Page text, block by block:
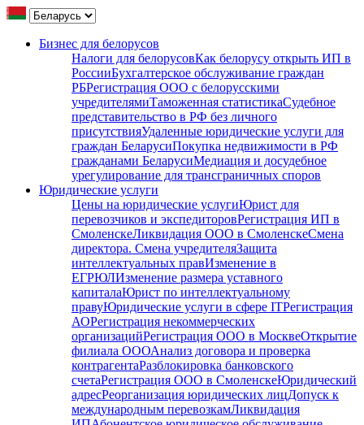
Бизнес для белорусов
Налоги для белорусовКак белорусу открыть ИП в
РоссииБухгалтерское обслуживание граждан
РБРегистрация ООО с белорусскими
учредителямиТаможенная статистикаСудебное
представительство в РФ без личного
присутствияУдаленные юридические услуги для
граждан БеларусиПокупка недвижимости в РФ
гражданами БеларусиМедиация и досудебное
урегулирование для трансграничных споров
Юридические услуги
Цены на юридические услугиЮрист для
перевозчиков и экспедиторовРегистрация ИП в
СмоленскеЛиквидация ООО в СмоленскеСмена
директора. Смена учредителяЗащита
интеллектуальных правИзменение в
ЕГРЮЛИзменение размера уставного
капиталаЮрист по интеллектуальному
правуЮридические услуги в сфере ITРегистрация
АОРегистрация некоммерческих
организацийРегистрация ООО в МосквеОткрытие
филиала ОООАнализ договора и проверка
контрагентаРазблокировка банковского
счетаРегистрация ООО в СмоленскеЮридический
адресРеорганизация юридических лицДопуск к
международным перевозкамЛиквидация